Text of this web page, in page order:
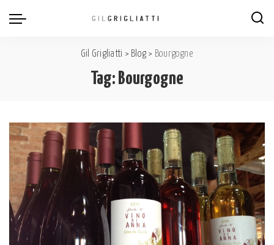
Gil Grigliatti > Blog > Bourgogne
Tag: Bourgogne